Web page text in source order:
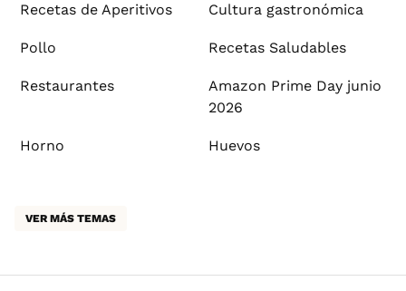
Recetas de Aperitivos Cultura gastronómica
Pollo Recetas Saludables
Restaurantes
Amazon Prime Day junio
2026
Horno Huevos
VER MÁS TEMAS